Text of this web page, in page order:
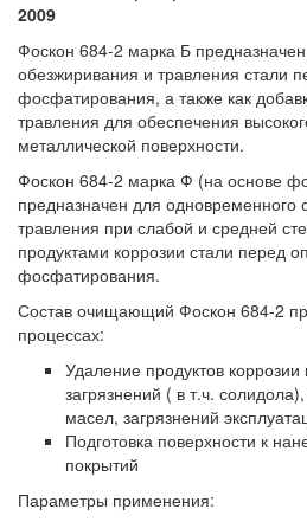
2009
Фоскон 684-2 марка Б
обезжиривания и травления стали
фосфатирования, а также как
травления для обеспечения
металлической поверхности.
Фоскон 684-2 марка Ф (на основе
предназначен для одновременного
травления при слабой и средней
продуктами коррозии стали перед
фосфатирования.
Состав очищающий Фоскон 684-2
процессах:
Удаление продуктов
загрязнений ( в т.ч.
масел, загрязнений
Подготовка поверхности к
покрытий
Параметры применения: